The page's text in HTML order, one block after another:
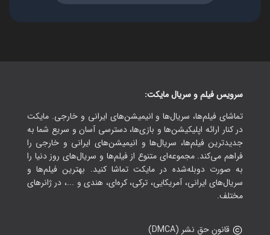
سرویس فیلم و سریال مایکت:
تماشای فیلم‌ها، سریال‌ها و انیمیشن‌های ایرانی و خارجی. مایکت
در کنار ارائه اپلیکیشن‌ها و بازی‌ها، دسترسی آسان و سریع شما به
جدیدترین فیلم‌ها، سریال‌ها و انیمیشن‌های ایرانی و خارجی را
فراهم می‌کند. مجموعه‌ای متنوع از فیلم‌ها و سریال‌های روز دنیا را
به صورت دوبله‌شده در مایکت تماشا کنید. بهترین فیلم‌ها و
سریال‌های ایرانی، آمریکایی، ترکی، کره‌ای، هندی و ...، در ژانرهای
مختلف.
قانون حق نشر (DMCA)